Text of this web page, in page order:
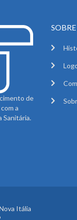
de
a
Sanitária.
Itália